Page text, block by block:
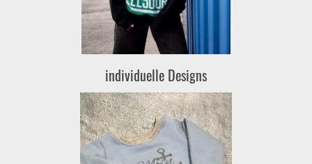
individuelle Designs